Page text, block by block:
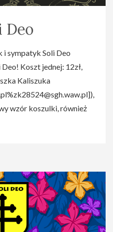
Deo
i sympatyk Soli Deo
Koszt jednej: 12zł,
Kaliszuka
%zk28524@sgh.waw.pl]),
wzór koszulki, również